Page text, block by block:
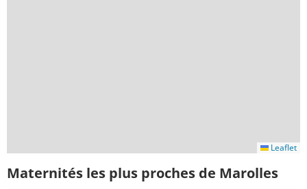
Leaflet
Maternités les plus proches de Marolles